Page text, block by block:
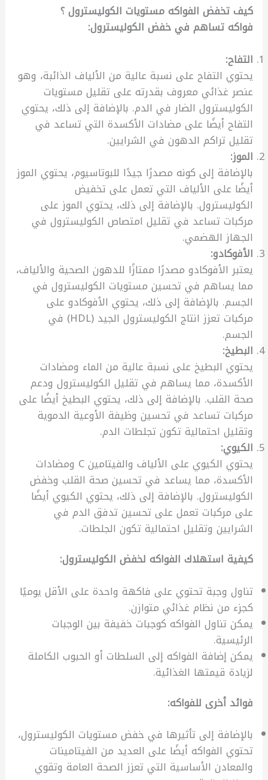
كيف تخفض الفواكه مستويات الكوليسترول ؟
فواكه تساهم في خفض الكوليسترول:
التفاح:
يحتوي التفاح على نسبة عالية من الألياف الذائبة، وهو
عنصر غذائي معروف بقدرته على تقليل مستويات
الكوليسترول الضار في الدم. بالإضافة إلى ذلك، يحتوي
التفاح أيضًا على مضادات الأكسدة التي تساعد في
تقليل تراكم الدهون في الشرايين.
الموز:
بالإضافة إلى كونه مصدرًا جيدًا للبوتاسيوم، يحتوي الموز
أيضًا على الألياف التي تعمل على تخفيض
الكوليسترول. بالإضافة إلى ذلك، يحتوي الموز على
مركبات تساعد في تقليل امتصاص الكوليسترول في
الجهاز الهضمي.
الأفوكادو:
يعتبر الأفوكادو مصدرًا ممتازًا للدهون الصحية والألياف،
مما يساهم في تحسين مستويات الكوليسترول في
الجسم. بالإضافة إلى ذلك، يحتوي الأفوكادو على
مركبات تعزز انتاج الكوليسترول الجيد (HDL) في
الجسم.
البطيخ:
يحتوي البطيخ على نسبة عالية من الماء ومضادات
الأكسدة، مما يساهم في تقليل الكوليسترول ودعم
صحة القلب. بالإضافة إلى ذلك، يحتوي البطيخ أيضًا على
مركبات تساعد في تحسين وظيفة الأوعية الدموية
وتقليل احتمالية تكون تجلطات الدم.
الكيوي:
يحتوي الكيوي على الألياف والفيتامين C ومضادات
الأكسدة، مما يساعد في تحسين صحة القلب وخفض
الكوليسترول. بالإضافة إلى ذلك، يحتوي الكيوي أيضًا
على مركبات تعمل على تحسين تدفق الدم في
الشرايين وتقليل احتمالية تكون الجلطات.
كيفية استهلاك الفواكه لخفض الكوليسترول:
تناول وجبة تحتوي على فاكهة واحدة على الأقل يوميًا
كجزء من نظام غذائي متوازن.
يمكن تناول الفواكه كوجبات خفيفة بين الوجبات
الرئيسية.
يمكن إضافة الفواكه إلى السلطات أو الحبوب الكاملة
لزيادة قيمتها الغذائية.
فوائد أخرى للفواكه:
بالإضافة إلى تأثيرها في خفض مستويات الكوليسترول،
تحتوي الفواكه أيضًا على العديد من الفيتامينات
والمعادن الأساسية التي تعزز الصحة العامة وتقوي